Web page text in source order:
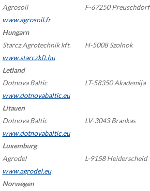
Agrosoil
F-67250 Preuschdorf
www.agrosoil.fr
Hungarn
Starcz Agrotechnik kft.
H-5008 Szolnok
www.starczkft.hu
Letland
Dotnova Baltic
LT-58350 Akademija
www.dotnovabaltic.eu
Litauen
Dotnova Baltic
LV-3043 Brankas
www.dotnovabaltic.eu
Luxemburg
Agrodel
L-9158 Heiderscheid
www.agrodel.eu
Norwegen